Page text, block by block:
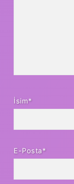
İsim*
E-Posta*